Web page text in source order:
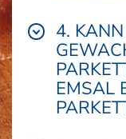
4.
EMSAL